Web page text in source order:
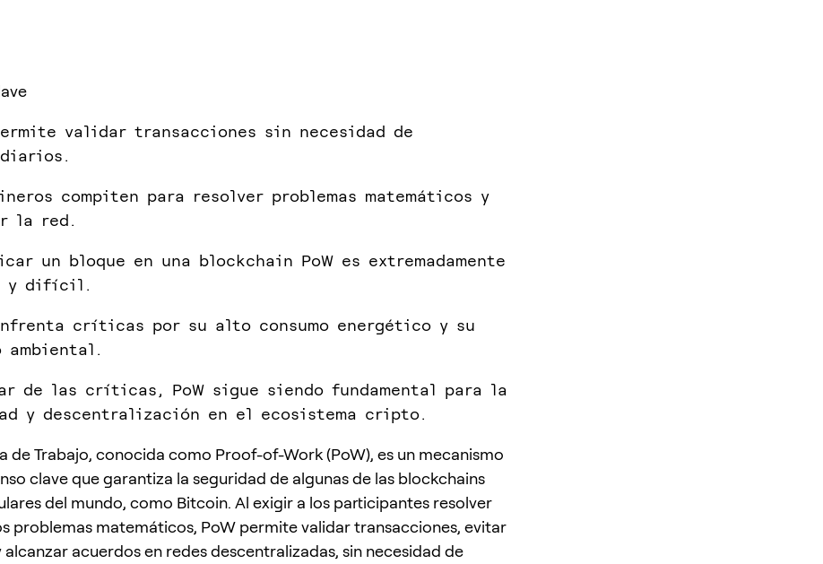
validar transacciones sin necesidad de
compiten para resolver problemas matemáticos y
la red.
un bloque en una blockchain PoW es extremadamente
y difícil.
críticas por su alto consumo energético y su
ambiental.
de las críticas, PoW sigue siendo fundamental para la
y descentralización en el ecosistema cripto.
de Trabajo, conocida como Proof-of-Work (PoW), es un mecanismo
clave que garantiza la seguridad de algunas de las blockchains
del mundo, como Bitcoin. Al exigir a los participantes resolver
problemas matemáticos, PoW permite validar transacciones, evitar
alcanzar acuerdos en redes descentralizadas, sin necesidad de